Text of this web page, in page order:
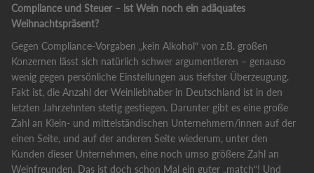
Compliance und Steuer – ist Wein noch ein adäquates
Weihnachtspräsent?
Gegen Compliance-Vorgaben „kein Alkohol“ von z.B. großen
Konzernen lässt sich natürlich schwer argumentieren – genauso
wenig gegen persönliche Einstellungen aus tiefster Überzeugung.
Fakt ist, die Anzahl der Weinliebhaber in Deutschland ist in den
letzten Jahrzehnten stetig gestiegen. Darunter gibt es eine große
Zahl an Klein- und mittelständischen Unternehmern/innen auf der
einen Seite, und auf der anderen Seite wiederum, unter den
Kunden dieser Unternehmen, eine noch umso größere Zahl an
Weinfreunden. Das ist doch schon Mal ein guter „match“! Und